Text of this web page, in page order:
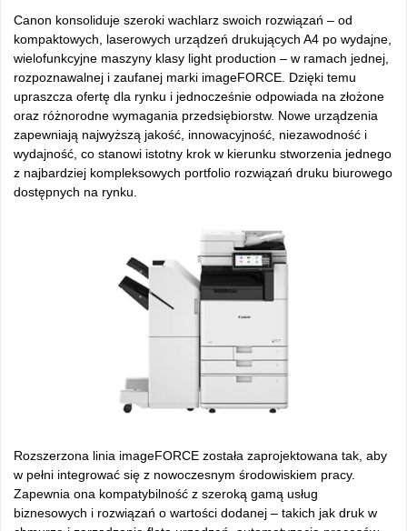
Canon konsoliduje szeroki wachlarz swoich rozwiązań – od
kompaktowych, laserowych urządzeń drukujących A4 po wydajne,
wielofunkcyjne maszyny klasy light production – w ramach jednej,
rozpoznawalnej i zaufanej marki imageFORCE. Dzięki temu
upraszcza ofertę dla rynku i jednocześnie odpowiada na złożone
oraz różnorodne wymagania przedsiębiorstw. Nowe urządzenia
zapewniają najwyższą jakość, innowacyjność, niezawodność i
wydajność, co stanowi istotny krok w kierunku stworzenia jednego
z najbardziej kompleksowych portfolio rozwiązań druku biurowego
dostępnych na rynku.
Rozszerzona linia imageFORCE została zaprojektowana tak, aby
w pełni integrować się z nowoczesnym środowiskiem pracy.
Zapewnia ona kompatybilność z szeroką gamą usług
biznesowych i rozwiązań o wartości dodanej – takich jak druk w